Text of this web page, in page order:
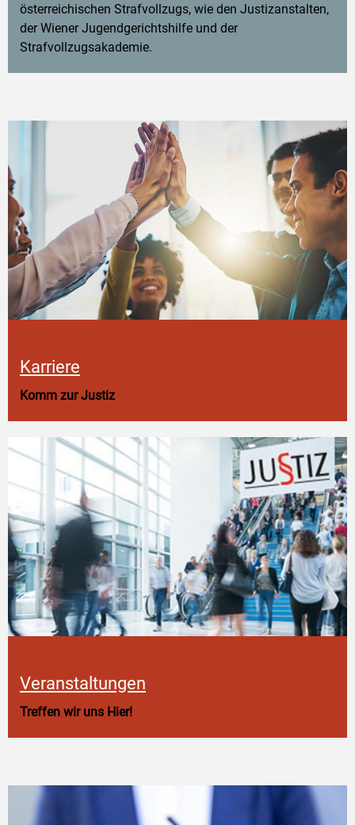
österreichischen Strafvollzugs, wie den Justizanstalten,
der Wiener Jugendgerichtshilfe und der
Strafvollzugsakademie.
Karriere
Komm zur Justiz
Veranstaltungen
Treffen wir uns Hier!